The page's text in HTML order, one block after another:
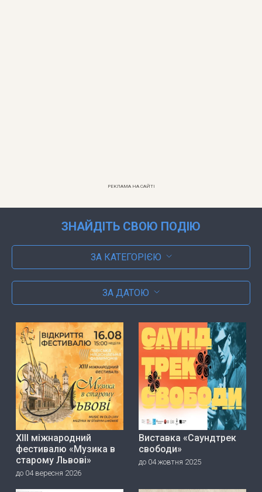
РЕКЛАМА НА САЙТІ
ЗНАЙДІТЬ СВОЮ ПОДІЮ
ЗА КАТЕГОРІЄЮ
ЗА ДАТОЮ
ХІІІ міжнародний
фестивалю «Музика в
старому Львові»
до 04 вересня 2026
Виставка «Саундтрек
свободи»
до 04 жовтня 2025